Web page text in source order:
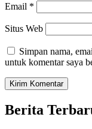
Email *
Situs Web
Simpan nama,
untuk komentar saya
Berita